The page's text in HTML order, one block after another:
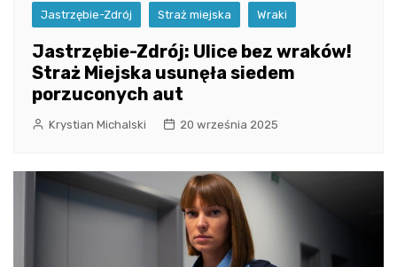
Jastrzębie-Zdrój Straż miejska Wraki
Jastrzębie-Zdrój: Ulice bez wraków!
Straż Miejska usunęła siedem
porzuconych aut
Krystian Michalski 20 września 2025